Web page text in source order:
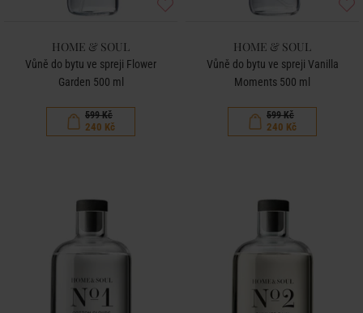
HOME & SOUL
Vůně do bytu ve spreji Flower
Garden 500 ml
599 Kč
240 Kč
HOME & SOUL
Vůně do bytu ve spreji Vanilla
Moments 500 ml
599 Kč
240 Kč